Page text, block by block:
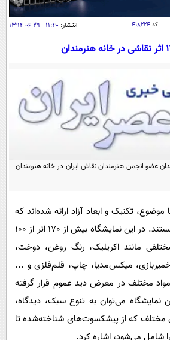
اقتصاد
اقتصادی
جامعه
حوادث
یک برش دانایی
بین الملل
علم و دانش
علمی
گوناگون
باشگاه مغز
مجله تصویری سلاح
اقتصاد
ورزش
سیاست
فناوری
گوناگون
عصر ایران 2
خواندنی ها و دیدنی ها
داستان کوتاه
پیامک
روانشناسی
آشپزی
دانلود
آموزش زبان
کد۴۱۸۲۲۴ انتشار: ۱۱:۴۰ - ۲۹-۰۶-۱۳۹۴
عضو انجمن هنرمندان نقاش ایران در خانه هنرمندان
موضوع، تکنیک و ابعاد آزاد ارائه شده‌اند که
به دو سال اخیر مربوط هستند. در این نمایشگاه بیش از 170 اثر از 100
مانند اکریلیک، رنگ روغن، دوخت،
میکس‌مدیا، چاپ، قلم‌فلزی و ...
مختلف در معرض دید عموم قرار گرفته
می‌توان به تنوع سبک، دیدگاه،
مختلف که از پیشکسوت‌های شناخته‌شده تا